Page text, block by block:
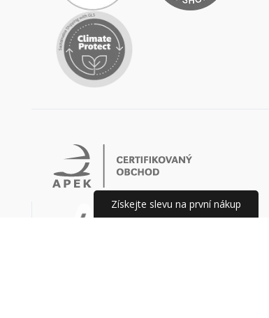
Získejte slevu na první nákup